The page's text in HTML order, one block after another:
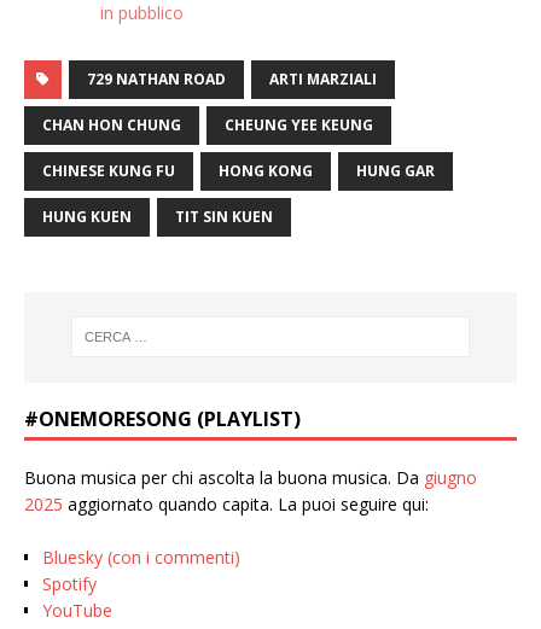
in pubblico
729 NATHAN ROAD ARTI MARZIALI
CHAN HON CHUNG CHEUNG YEE KEUNG
CHINESE KUNG FU HONG KONG HUNG GAR
HUNG KUEN TIT SIN KUEN
#ONEMORESONG (PLAYLIST)
Buona musica per chi ascolta la buona musica. Da giugno
2025 aggiornato quando capita. La puoi seguire qui:
Bluesky (con i commenti)
Spotify
YouTube